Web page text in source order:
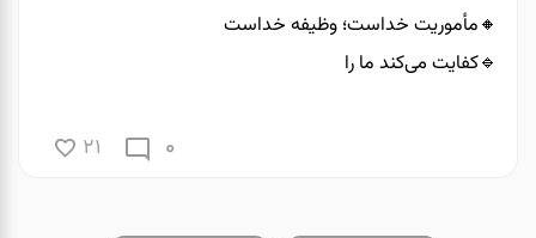
🔸️مأموریت خداست؛ وظیفه خداست
🔹️کفایت می‌کند ما را
0
21